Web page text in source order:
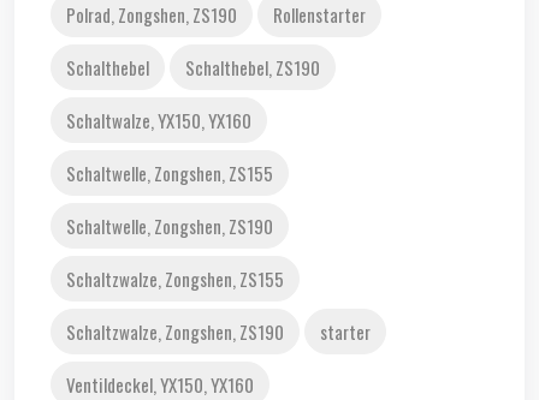
Polrad, Zongshen, ZS190
Rollenstarter
Schalthebel
Schalthebel, ZS190
Schaltwalze, YX150, YX160
Schaltwelle, Zongshen, ZS155
Schaltwelle, Zongshen, ZS190
Schaltzwalze, Zongshen, ZS155
Schaltzwalze, Zongshen, ZS190
starter
Ventildeckel, YX150, YX160